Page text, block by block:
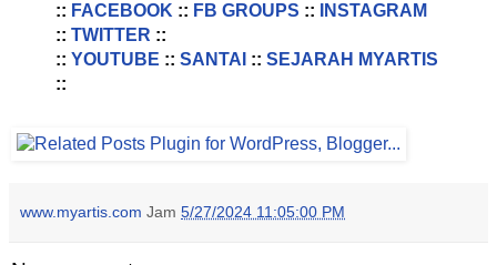
:: FACEBOOK :: FB GROUPS ::
INSTAGRAM
:: TWITTER ::
:: YOUTUBE :: SANTAI :: SEJARAH MYARTIS
::
www.myartis.com Jam 5/27/2024 11:05:00 PM